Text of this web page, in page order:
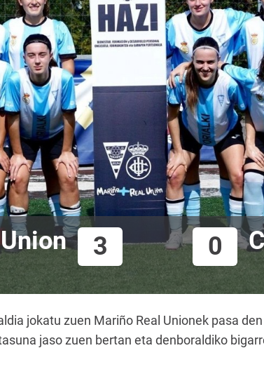
3 0
jokatu zuen Mariño Real Unionek pasa
jaso zuen bertan eta denboraldiko